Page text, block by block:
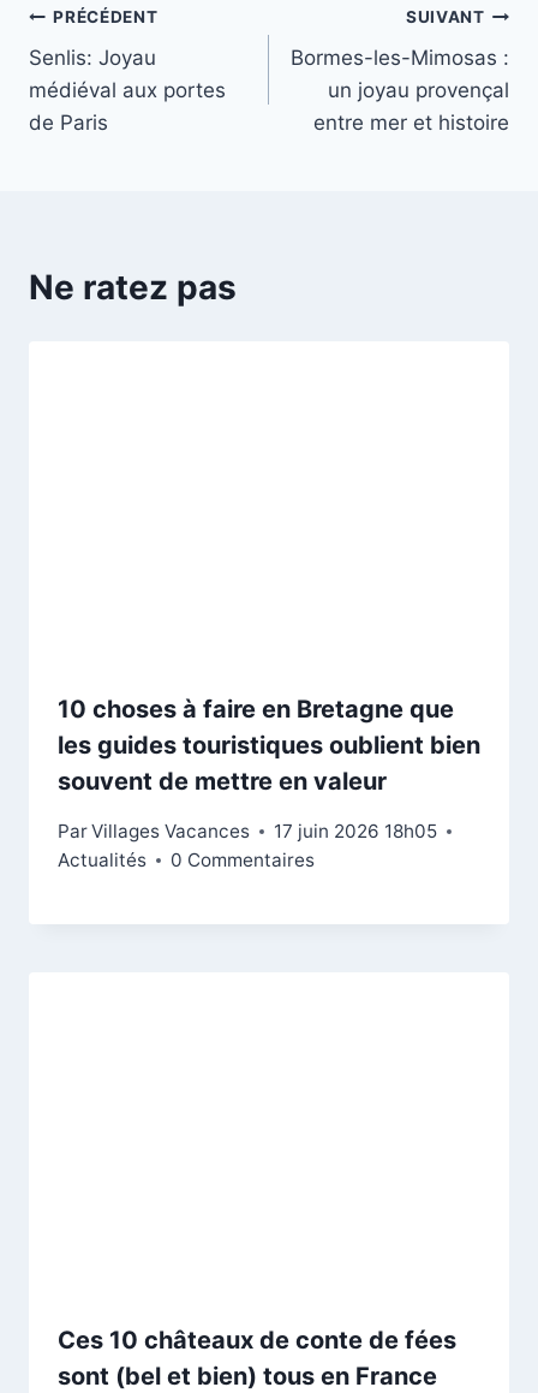
Navigation
de
l’article
PRÉCÉDENT
Senlis: Joyau
médiéval aux portes
de Paris
SUIVANT
Bormes-les-Mimosas :
un joyau provençal
entre mer et histoire
Ne ratez pas
10 choses à faire en Bretagne que
les guides touristiques oublient bien
souvent de mettre en valeur
ParVillages Vacances
17 juin 2026 18h05
Actualités
0 Commentaires
Ces 10 châteaux de conte de fées
sont (bel et bien) tous en France